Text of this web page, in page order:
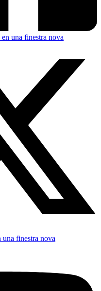
una finestra nova
una finestra nova